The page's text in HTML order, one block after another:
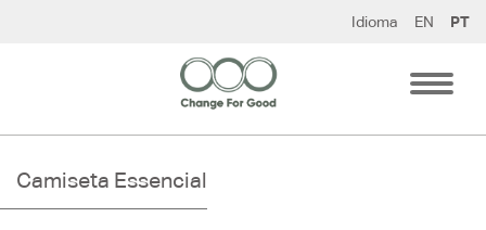
Idioma EN PT
Camiseta Essencial